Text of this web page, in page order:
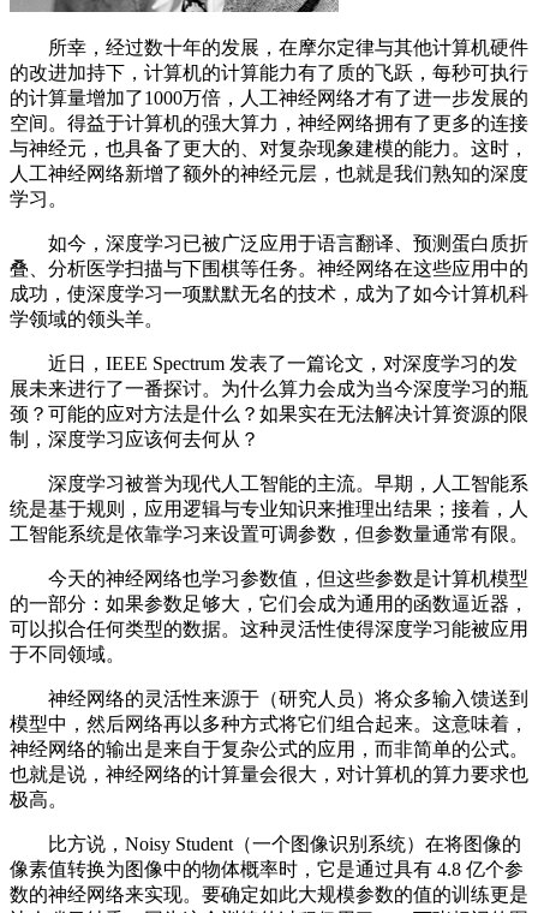
所幸，经过数十年的发展，在摩尔定律与其他计算机硬件
的改进加持下，计算机的计算能力有了质的飞跃，每秒可执行
的计算量增加了1000万倍，人工神经网络才有了进一步发展的
空间。得益于计算机的强大算力，神经网络拥有了更多的连接
与神经元，也具备了更大的、对复杂现象建模的能力。这时，
人工神经网络新增了额外的神经元层，也就是我们熟知的深度
学习。
如今，深度学习已被广泛应用于语言翻译、预测蛋白质折
叠、分析医学扫描与下围棋等任务。神经网络在这些应用中的
成功，使深度学习一项默默无名的技术，成为了如今计算机科
学领域的领头羊。
近日，IEEE Spectrum 发表了一篇论文，对深度学习的发
展未来进行了一番探讨。为什么算力会成为当今深度学习的瓶
颈？可能的应对方法是什么？如果实在无法解决计算资源的限
制，深度学习应该何去何从？
深度学习被誉为现代人工智能的主流。早期，人工智能系
统是基于规则，应用逻辑与专业知识来推理出结果；接着，人
工智能系统是依靠学习来设置可调参数，但参数量通常有限。
今天的神经网络也学习参数值，但这些参数是计算机模型
的一部分：如果参数足够大，它们会成为通用的函数逼近器，
可以拟合任何类型的数据。这种灵活性使得深度学习能被应用
于不同领域。
神经网络的灵活性来源于（研究人员）将众多输入馈送到
模型中，然后网络再以多种方式将它们组合起来。这意味着，
神经网络的输出是来自于复杂公式的应用，而非简单的公式。
也就是说，神经网络的计算量会很大，对计算机的算力要求也
极高。
比方说，Noisy Student（一个图像识别系统）在将图像的
像素值转换为图像中的物体概率时，它是通过具有 4.8 亿个参
数的神经网络来实现。要确定如此大规模参数的值的训练更是